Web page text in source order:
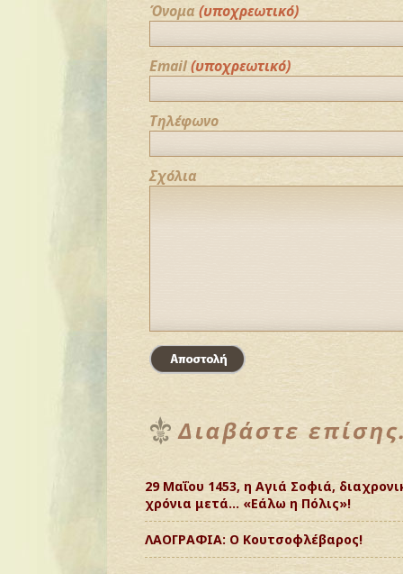
Όνομα (υποχρεωτικό)
Email(υποχρεωτικό)
Τηλέφωνο
Σχόλια
29 Μαΐου 1453, η Αγιά Σοφιά,
χρόνια μετά… «Εάλω η Πόλις»!
ΛΑΟΓΡΑΦΙΑ: Ο Κουτσοφλέβαρος!